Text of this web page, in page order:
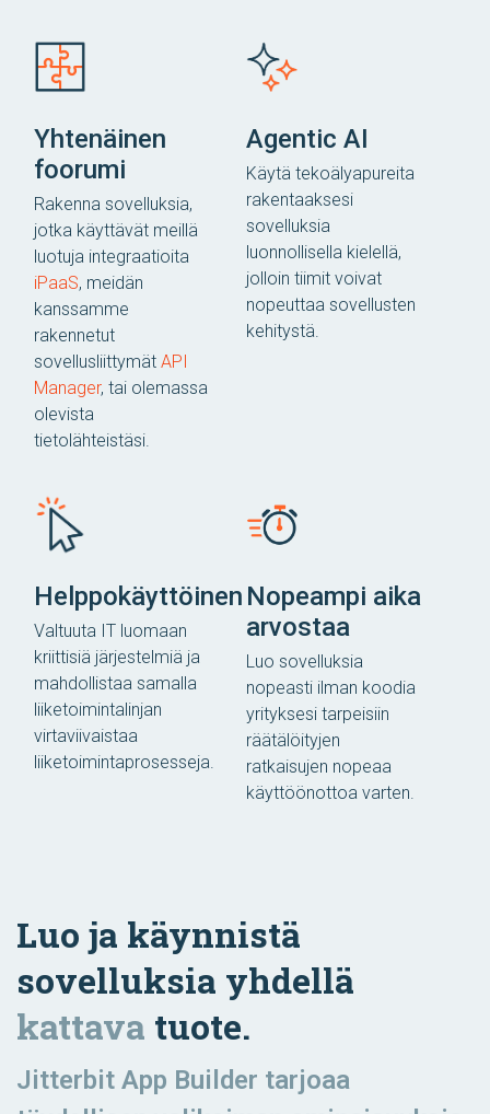
Yhtenäinen
foorumi
Rakenna sovelluksia,
jotka käyttävät meillä
luotuja integraatioita
iPaaS, meidän
kanssamme
rakennetut
sovellusliittymät API
Manager, tai olemassa
olevista
tietolähteistäsi.
Agentic AI
Käytä tekoälyapureita
rakentaaksesi
sovelluksia
luonnollisella kielellä,
jolloin tiimit voivat
nopeuttaa sovellusten
kehitystä.
Helppokäyttöinen
Valtuuta IT luomaan
kriittisiä järjestelmiä ja
mahdollistaa samalla
liiketoimintalinjan
virtaviivaistaa
liiketoimintaprosesseja.
Nopeampi aika
arvostaa
Luo sovelluksia
nopeasti ilman koodia
yrityksesi tarpeisiin
räätälöityjen
ratkaisujen nopeaa
käyttöönottoa varten.
Luo ja käynnistä
sovelluksia yhdellä
kattava tuote.
Jitterbit App Builder tarjoaa